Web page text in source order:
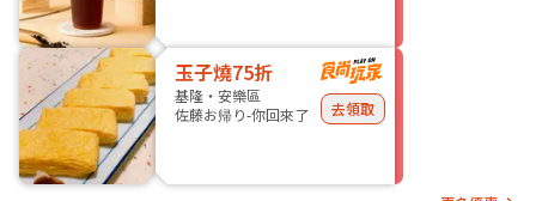
玉子燒75折
基隆・安樂區
佐藤お帰り-你回來了
去領取